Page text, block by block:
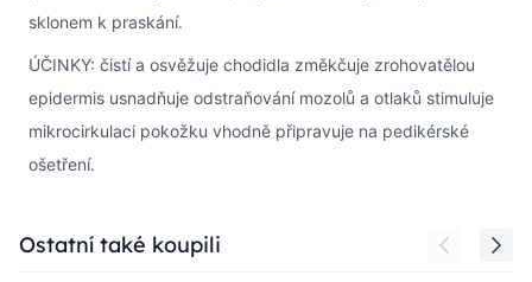
sklonem k praskání.
ÚČINKY: čistí a osvěžuje chodidla změkčuje zrohovatělou
epidermis usnadňuje odstraňování mozolů a otlaků stimuluje
mikrocirkulaci pokožku vhodně připravuje na pedikérské
ošetření.
Press to skip carousel
Ostatní také koupili